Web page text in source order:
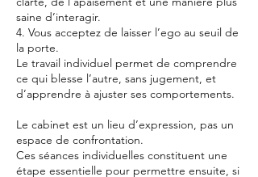
saine d’interagir.
4. Vous acceptez de laisser l’ego au seuil de
la porte.
Le travail individuel permet de comprendre
ce qui blesse l’autre, sans jugement, et
d’apprendre à ajuster ses comportements.
Le cabinet est un lieu d’expression, pas un
espace de confrontation.
Ces séances individuelles constituent une
étape essentielle pour permettre ensuite, si